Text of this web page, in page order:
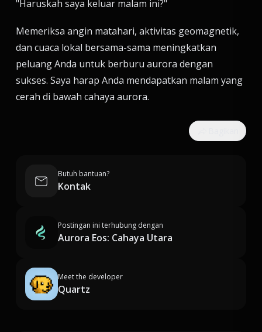
"Haruskah saya keluar malam ini?"
Memeriksa angin matahari, aktivitas geomagnetik,
dan cuaca lokal bersama-sama meningkatkan
peluang Anda untuk berburu aurora dengan
sukses. Saya harap Anda mendapatkan malam yang
cerah di bawah cahaya aurora.
Butuh bantuan?
Kontak
Postingan ini terhubung dengan
Aurora Eos: Cahaya Utara
Meet the developer
Quartz